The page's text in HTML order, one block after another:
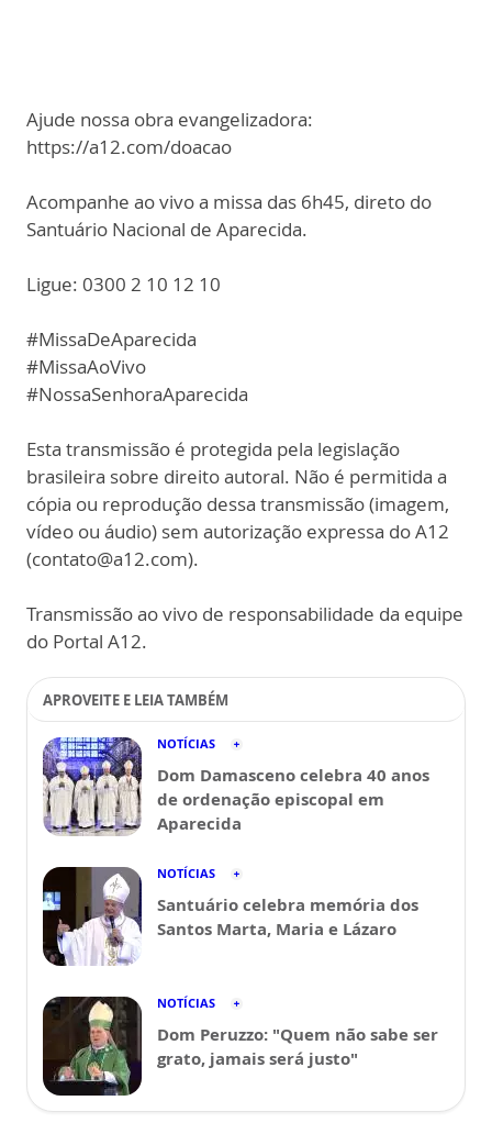
Ajude nossa obra evangelizadora:
https://a12.com/doacao
Acompanhe ao vivo a missa das 6h45, direto do
Santuário Nacional de Aparecida.
Ligue: 0300 2 10 12 10
#MissaDeAparecida
#MissaAoVivo
#NossaSenhoraAparecida
Esta transmissão é protegida pela legislação
brasileira sobre direito autoral. Não é permitida a
cópia ou reprodução dessa transmissão (imagem,
vídeo ou áudio) sem autorização expressa do A12
(contato@a12.com).
Transmissão ao vivo de responsabilidade da equipe
do Portal A12.
APROVEITE E LEIA TAMBÉM
NOTÍCIAS
Dom Damasceno celebra 40 anos
de ordenação episcopal em
Aparecida
NOTÍCIAS
Santuário celebra memória dos
Santos Marta, Maria e Lázaro
NOTÍCIAS
Dom Peruzzo: "Quem não sabe ser
grato, jamais será justo"